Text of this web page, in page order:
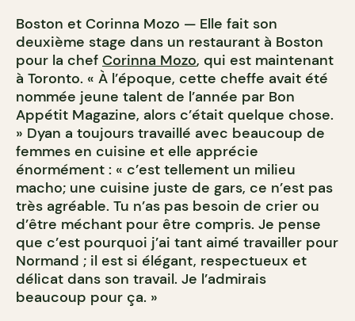
Boston et Corinna Mozo — Elle fait son
deuxième stage dans un restaurant à Boston
pour la chef Corinna Mozo, qui est maintenant
à Toronto. « À l’époque, cette cheffe avait été
nommée jeune talent de l’année par Bon
Appétit Magazine, alors c’était quelque chose.
» Dyan a toujours travaillé avec beaucoup de
femmes en cuisine et elle apprécie
énormément : « c’est tellement un milieu
macho; une cuisine juste de gars, ce n’est pas
très agréable. Tu n’as pas besoin de crier ou
d’être méchant pour être compris. Je pense
que c’est pourquoi j’ai tant aimé travailler pour
Normand ; il est si élégant, respectueux et
délicat dans son travail. Je l’admirais
beaucoup pour ça. »